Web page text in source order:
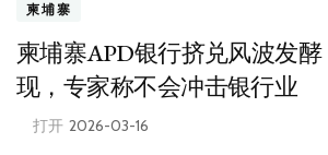
柬埔寨
柬埔寨APD银行挤兑风波发
现，专家称不会冲击银行业
打开 2026-03-16